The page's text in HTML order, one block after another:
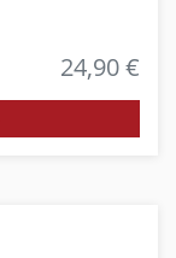
24,90 €